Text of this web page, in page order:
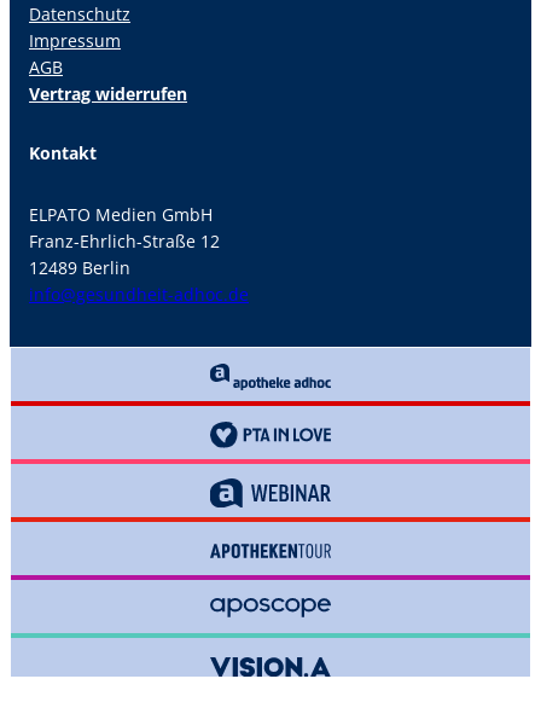
Datenschutz
Impressum
AGB
Vertrag widerrufen
Kontakt
ELPATO Medien GmbH
Franz-Ehrlich-Straße 12
12489 Berlin
info@gesundheit-adhoc.de